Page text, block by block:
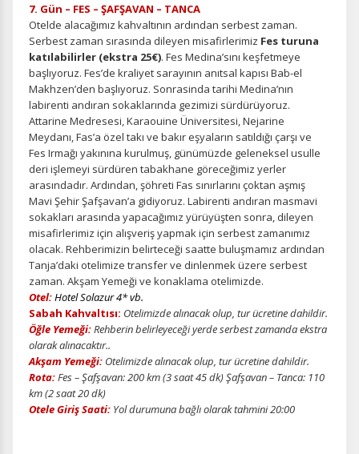
Pazarlama Çerezleri
Size ve ilgi alanlarınıza uygun reklamlar göstermek için
kullanılır. Kapatırsanız reklamları görmeye devam
edersiniz, ancak daha az alakalı olabilirler.
Tercihleri Kaydet
7. Gün – FES – ŞAFŞAVAN – TANCA
Otelde alacağımız kahvaltının ardından serbest zaman.
Serbest zaman sırasında dileyen misafirlerimiz Fes turuna
katılabilirler (ekstra 25€). Fes Medina’sını keşfetmeye
başlıyoruz. Fes’de kraliyet sarayının anıtsal kapısı Bab-el
Makhzen’den başlıyoruz. Sonrasinda tarihi Medina’nın
labirenti andıran sokaklarında gezimizi sürdürüyoruz.
Attarine Medresesi, Karaouine Üniversitesi, Nejarine
Meydanı, Fas’a özel takı ve bakır eşyaların satıldığı çarşı ve
Fes Irmağı yakınına kurulmuş, günümüzde geleneksel usulle
deri işlemeyi sürdüren tabakhane göreceğimiz yerler
arasındadır. Ardından, şöhreti Fas sınırlarını çoktan aşmış
Mavi Şehir Şafşavan’a gidiyoruz. Labirenti andıran masmavi
sokakları arasında yapacağımız yürüyüşten sonra, dileyen
misafirlerimiz için alışveriş yapmak için serbest zamanımız
olacak. Rehberimizin belirteceği saatte buluşmamız ardından
Tanja’daki otelimize transfer ve dinlenmek üzere serbest
zaman. Akşam Yemeği ve konaklama otelimizde.
Otel:Hotel Solazur 4* vb.
Sabah Kahvaltısı: Otelimizde alınacak olup, tur ücretine dahildir.
Öğle Yemeği:Rehberin belirleyeceği yerde serbest zamanda ekstra
olarak alınacaktır..
Akşam Yemeği: Otelimizde alınacak olup, tur ücretine dahildir.
Rota:Fes – Şafşavan: 200 km (3 saat 45 dk)Şafşavan – Tanca: 110
km (2 saat 20 dk)
Otele Giriş Saati: Yol durumuna bağlı olarak tahmini 20:00